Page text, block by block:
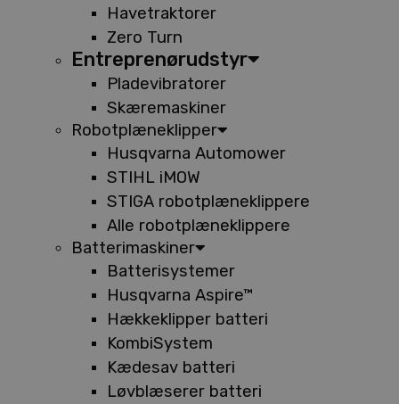
Havetraktorer
Zero Turn
Entreprenørudstyr
Pladevibratorer
Skæremaskiner
Robotplæneklipper
Husqvarna Automower
STIHL iMOW
STIGA robotplæneklippere
Alle robotplæneklippere
Batterimaskiner
Batterisystemer
Husqvarna Aspire™
Hækkeklipper batteri
KombiSystem
Kædesav batteri
Løvblæserer batteri